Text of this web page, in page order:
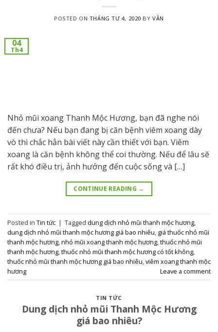
POSTED ON THÁNG TƯ 4, 2020 BYVÂN
04
Th4
Nhỏ mũi xoang Thanh Mộc Hương, bạn đã nghe nói
đến chưa? Nếu bạn đang bị căn bệnh viêm xoang dày
vò thì chắc hẳn bài viết này cần thiết với bạn. Viêm
xoang là căn bệnh không thể coi thường. Nếu để lâu sẽ
rất khó điều trị, ảnh hưởng đến cuộc sống và […]
CONTINUE READING →
Posted in Tin tức | Tagged dung dịch nhỏ mũi thanh mộc hương,
dung dịch nhỏ mũi thanh mộc hương giá bao nhiêu, giá thuốc nhỏ mũi
thanh mộc hương,nhỏ mũi xoang thanh mộc hương,thuốc nhỏ mũi
thanh mộc hương,thuốc nhỏ mũi thanh mộc hương có tốt không,
thuốc nhỏ mũi thanh mộc hương giá bao nhiêu,viêm xoang thanh mộc
hương
Leave a comment
TIN TỨC
Dung dịch nhỏ mũi Thanh Mộc Hương
giá bao nhiêu?